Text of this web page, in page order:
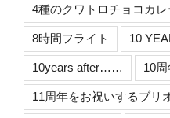
4種のクワトロチョコカレ
8時間フライト 10
10years after…… 10
11周年をお祝いするブリ